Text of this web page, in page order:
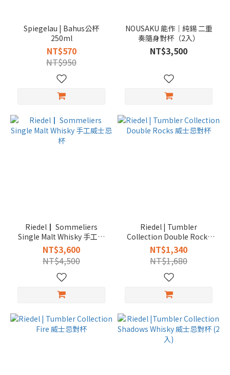
Spiegelau | Bahus公杯
250ml
NT$570
NT$950
NOUSAKU 能作｜純錫 二重
奏隨身對杯（2入）
NT$3,500
Riedel┃ Sommeliers
Single Malt Whisky 手工威
士忌杯
NT$3,600
NT$4,500
Riedel | Tumbler
Collection Double Rocks
威士忌對杯
NT$1,340
NT$1,680